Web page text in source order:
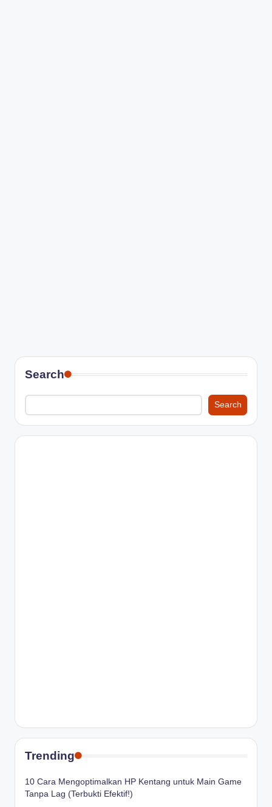
Search
Search
Trending
10 Cara Mengoptimalkan HP Kentang untuk Main Game
Tanpa Lag (Terbukti Efektif!)